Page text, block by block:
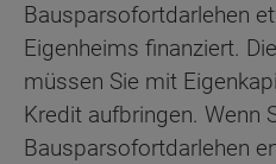
Bausparsofortdarlehen
Eigenheims finanziert.
müssen Sie mit
Kredit aufbringen. Wenn
Bausparsofortdarlehen